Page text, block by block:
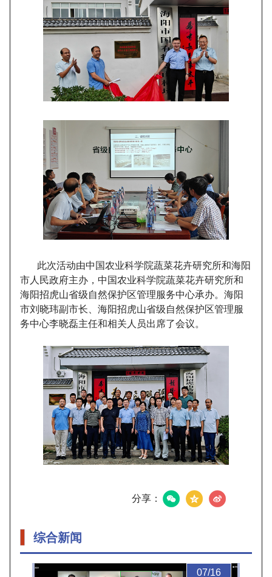
此次活动由中国农业科学院蔬菜花卉研究所和海阳
市人民政府主办，中国农业科学院蔬菜花卉研究所和
海阳招虎山省级自然保护区管理服务中心承办。海阳
市刘晓玮副市长、海阳招虎山省级自然保护区管理服
务中心李晓磊主任和相关人员出席了会议。
分享：
综合新闻
07/16